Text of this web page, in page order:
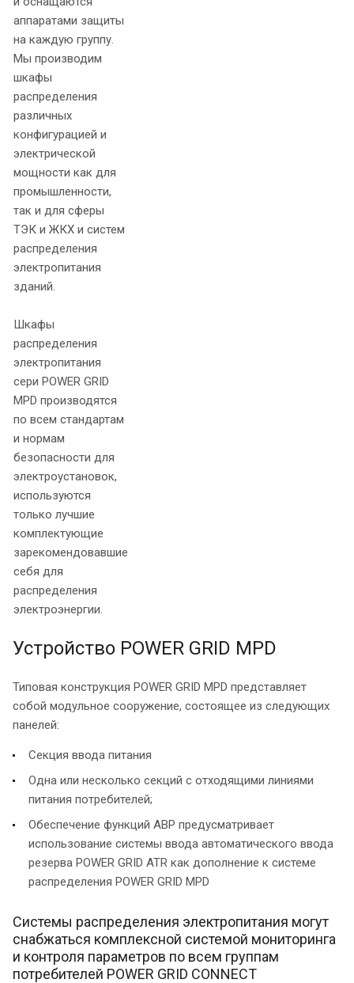
аппаратами защиты
на каждую группу.
Мы производим
шкафы
распределения
различных
конфигурацией и
электрической
мощности как для
промышленности,
так и для сферы
ТЭК и ЖКХ и систем
распределения
электропитания
зданий.
Шкафы
распределения
электропитания
сери POWER GRID
MPD производятся
по всем стандартам
и нормам
безопасности для
электроустановок,
используются
только лучшие
комплектующие
зарекомендовавшие
себя для
распределения
электроэнергии.
Устройство POWER GRID MPD
Типовая конструкция POWER GRID MPD представляет
собой модульное сооружение, состоящее из следующих
панелей:
Секция ввода питания
Одна или несколько секций с отходящими линиями
питания потребителей;
Обеспечение функций АВР предусматривает
использование системы ввода автоматического ввода
резерва POWER GRID ATR как дополнение к системе
распределения POWER GRID MPD
Системы распределения электропитания могут
снабжаться комплексной системой мониторинга
и контроля параметров по всем группам
потребителей POWER GRID CONNECT